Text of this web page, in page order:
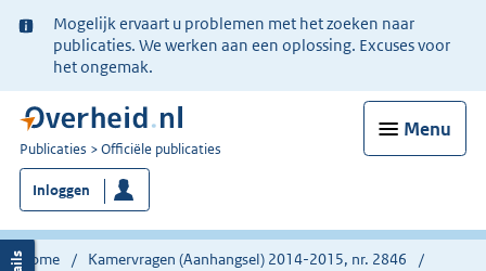
Ter
informatie:
Mogelijk ervaart u problemen met het zoeken naar
publicaties. We werken aan een oplossing. Excuses voor
het ongemak.
Menu
U
bent
nu
hier:
Publicaties Officiële publicaties
Inloggen
Home
Kamervragen (Aanhangsel) 2014-2015, nr. 2846